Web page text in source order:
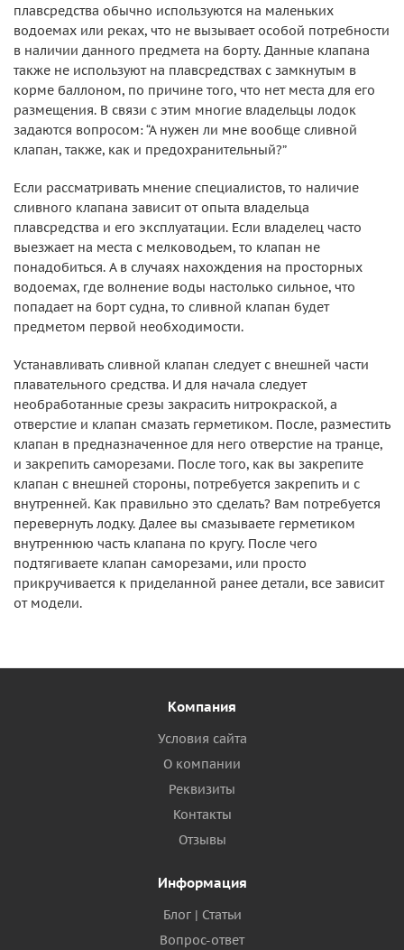
плавсредства обычно используются на маленьких
водоемах или реках, что не вызывает особой потребности
в наличии данного предмета на борту. Данные клапана
также не используют на плавсредствах с замкнутым в
корме баллоном, по причине того, что нет места для его
размещения. В связи с этим многие владельцы лодок
задаются вопросом: “А нужен ли мне вообще сливной
клапан, также, как и предохранительный?”
Если рассматривать мнение специалистов, то наличие
сливного клапана зависит от опыта владельца
плавсредства и его эксплуатации. Если владелец часто
выезжает на места с мелководьем, то клапан не
понадобиться. А в случаях нахождения на просторных
водоемах, где волнение воды настолько сильное, что
попадает на борт судна, то сливной клапан будет
предметом первой необходимости.
Устанавливать сливной клапан следует с внешней части
плавательного средства. И для начала следует
необработанные срезы закрасить нитрокраской, а
отверстие и клапан смазать герметиком. После, разместить
клапан в предназначенное для него отверстие на транце,
и закрепить саморезами. После того, как вы закрепите
клапан с внешней стороны, потребуется закрепить и с
внутренней. Как правильно это сделать? Вам потребуется
перевернуть лодку. Далее вы смазываете герметиком
внутреннюю часть клапана по кругу. После чего
подтягиваете клапан саморезами, или просто
прикручивается к приделанной ранее детали, все зависит
от модели.
Компания
Условия сайта
О компании
Реквизиты
Контакты
Отзывы
Информация
Блог | Статьи
Вопрос-ответ